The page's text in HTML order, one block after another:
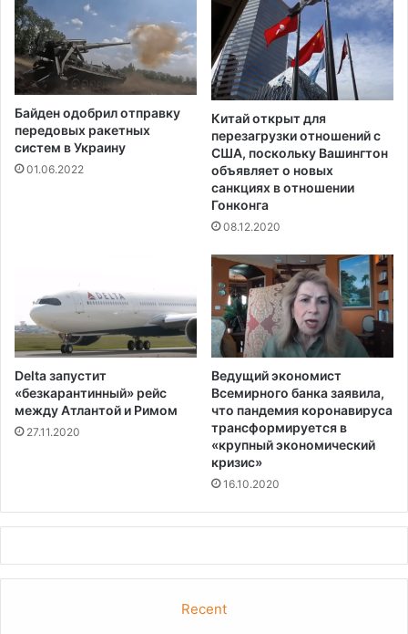
Байден одобрил отправку
передовых ракетных
систем в Украину
01.06.2022
Китай открыт для
перезагрузки отношений с
США, поскольку Вашингтон
объявляет о новых
санкциях в отношении
Гонконга
08.12.2020
Delta запустит
«безкарантинный» рейс
между Атлантой и Римом
27.11.2020
Ведущий экономист
Всемирного банка заявила,
что пандемия коронавируса
трансформируется в
«крупный экономический
кризис»
16.10.2020
Recent